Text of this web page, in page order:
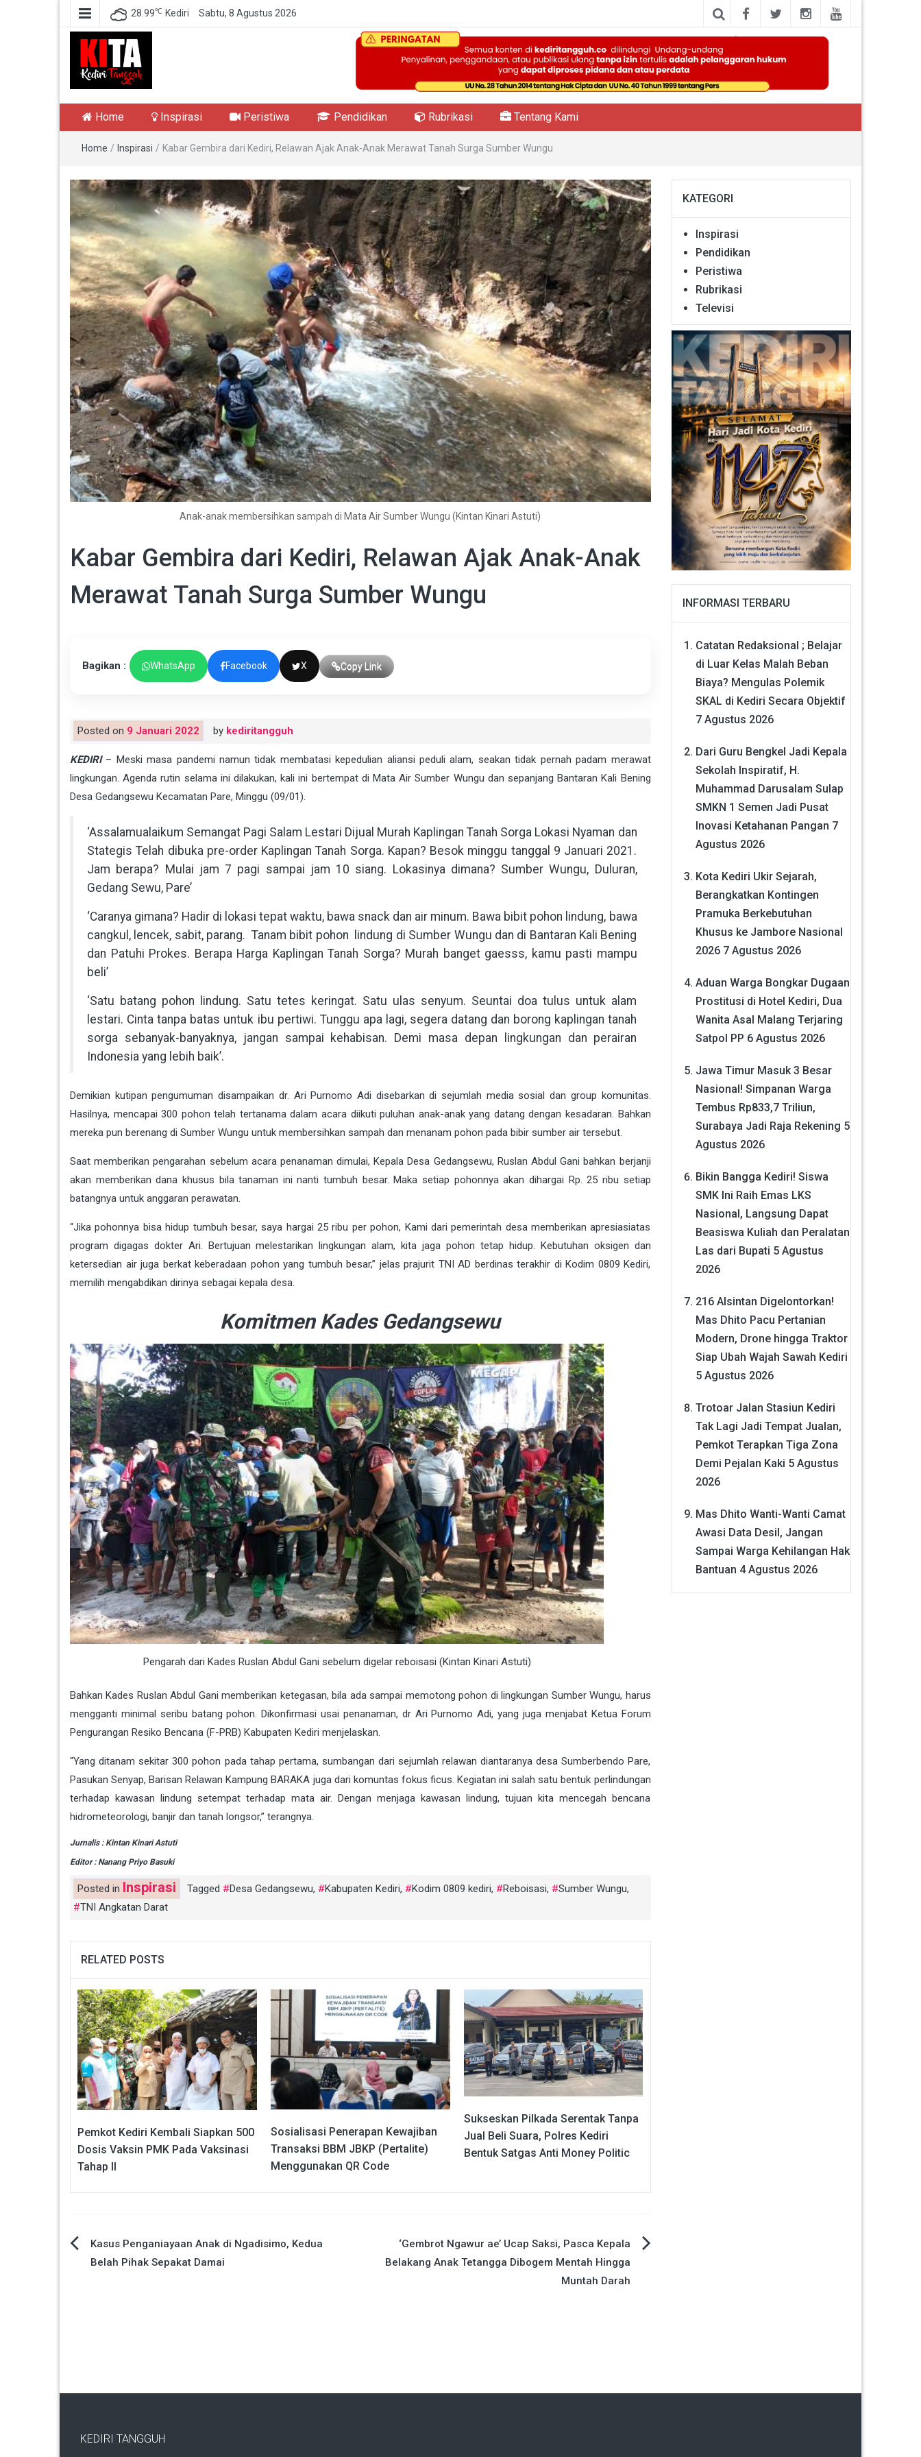
28.99℃ Kediri Sabtu, 8 Agustus 2026
Kediri Tangguh
Home Inspirasi Peristiwa Pendidikan Rubrikasi Tentang Kami
Home / Inspirasi / Kabar Gembira dari Kediri, Relawan Ajak Anak-Anak Merawat Tanah Surga Sumber Wungu
Anak-anak membersihkan sampah di Mata Air Sumber Wungu (Kintan Kinari Astuti)
Kabar Gembira dari Kediri, Relawan Ajak Anak-Anak
Merawat Tanah Surga Sumber Wungu
Bagikan : WhatsApp Facebook X Copy Link
Posted on 9 Januari 2022 by kediritangguh
KEDIRI– Meski masa pandemi namun tidak membatasi kepedulian aliansi peduli alam, seakan tidak pernah padam merawat
lingkungan. Agenda rutin selama ini dilakukan, kali ini bertempat di Mata Air Sumber Wungu dan sepanjang Bantaran Kali Bening
Desa Gedangsewu Kecamatan Pare, Minggu (09/01).
‘Assalamualaikum Semangat Pagi Salam Lestari Dijual Murah Kaplingan Tanah Sorga Lokasi Nyaman dan
Stategis Telah dibuka pre-order Kaplingan Tanah Sorga. Kapan? Besok minggu tanggal 9 Januari 2021.
Jam berapa? Mulai jam 7 pagi sampai jam 10 siang. Lokasinya dimana? Sumber Wungu, Duluran,
Gedang Sewu, Pare’
‘Caranya gimana? Hadir di lokasi tepat waktu, bawa snack dan air minum. Bawa bibit pohon lindung, bawa
cangkul, lencek, sabit, parang. Tanam bibit pohon lindung di Sumber Wungu dan di Bantaran Kali Bening
dan Patuhi Prokes. Berapa Harga Kaplingan Tanah Sorga? Murah banget gaesss, kamu pasti mampu
beli’
‘Satu batang pohon lindung. Satu tetes keringat. Satu ulas senyum. Seuntai doa tulus untuk alam
lestari. Cinta tanpa batas untuk ibu pertiwi. Tunggu apa lagi, segera datang dan borong kaplingan tanah
sorga sebanyak-banyaknya, jangan sampai kehabisan. Demi masa depan lingkungan dan perairan
Indonesia yang lebih baik’.
Demikian kutipan pengumuman disampaikan dr. Ari Purnomo Adi disebarkan di sejumlah media sosial dan group komunitas.
Hasilnya, mencapai 300 pohon telah tertanama dalam acara diikuti puluhan anak-anak yang datang dengan kesadaran. Bahkan
mereka pun berenang di Sumber Wungu untuk membersihkan sampah dan menanam pohon pada bibir sumber air tersebut.
Saat memberikan pengarahan sebelum acara penanaman dimulai, Kepala Desa Gedangsewu, Ruslan Abdul Gani bahkan berjanji
akan memberikan dana khusus bila tanaman ini nanti tumbuh besar. Maka setiap pohonnya akan dihargai Rp. 25 ribu setiap
batangnya untuk anggaran perawatan.
“Jika pohonnya bisa hidup tumbuh besar, saya hargai 25 ribu per pohon, Kami dari pemerintah desa memberikan apresiasiatas
program digagas dokter Ari. Bertujuan melestarikan lingkungan alam, kita jaga pohon tetap hidup. Kebutuhan oksigen dan
ketersedian air juga berkat keberadaan pohon yang tumbuh besar,” jelas prajurit TNI AD berdinas terakhir di Kodim 0809 Kediri,
memilih mengabdikan dirinya sebagai kepala desa.
Komitmen Kades Gedangsewu
Pengarah dari Kades Ruslan Abdul Gani sebelum digelar reboisasi (Kintan Kinari Astuti)
Bahkan Kades Ruslan Abdul Gani memberikan ketegasan, bila ada sampai memotong pohon di lingkungan Sumber Wungu, harus
mengganti minimal seribu batang pohon. Dikonfirmasi usai penanaman, dr Ari Purnomo Adi, yang juga menjabat Ketua Forum
Pengurangan Resiko Bencana (F-PRB) Kabupaten Kediri menjelaskan.
“Yang ditanam sekitar 300 pohon pada tahap pertama, sumbangan dari sejumlah relawan diantaranya desa Sumberbendo Pare,
Pasukan Senyap, Barisan Relawan Kampung BARAKA juga dari komuntas fokus ficus. Kegiatan ini salah satu bentuk perlindungan
terhadap kawasan lindung setempat terhadap mata air. Dengan menjaga kawasan lindung, tujuan kita mencegah bencana
hidrometeorologi, banjir dan tanah longsor,” terangnya.
Jurnalis : Kintan Kinari Astuti
Editor : Nanang Priyo Basuki
Posted in Inspirasi Tagged Desa Gedangsewu, Kabupaten Kediri, Kodim 0809 kediri, Reboisasi, Sumber Wungu,
TNI Angkatan Darat
RELATED POSTS
Pemkot Kediri Kembali Siapkan 500
Dosis Vaksin PMK Pada Vaksinasi
Tahap II
Sosialisasi Penerapan Kewajiban
Transaksi BBM JBKP (Pertalite)
Menggunakan QR Code
Sukseskan Pilkada Serentak Tanpa
Jual Beli Suara, Polres Kediri
Bentuk Satgas Anti Money Politic
Navigasi
Kasus Penganiayaan Anak di Ngadisimo, Kedua
Belah Pihak Sepakat Damai
‘Gembrot Ngawur ae’ Ucap Saksi, Pasca Kepala
Belakang Anak Tetangga Dibogem Mentah Hingga
Muntah Darah
KATEGORI
Inspirasi
Pendidikan
Peristiwa
Rubrikasi
Televisi
INFORMASI TERBARU
Catatan Redaksional ; Belajar
di Luar Kelas Malah Beban
Biaya? Mengulas Polemik
SKAL di Kediri Secara Objektif
7 Agustus 2026
Dari Guru Bengkel Jadi Kepala
Sekolah Inspiratif, H.
Muhammad Darusalam Sulap
SMKN 1 Semen Jadi Pusat
Inovasi Ketahanan Pangan 7
Agustus 2026
Kota Kediri Ukir Sejarah,
Berangkatkan Kontingen
Pramuka Berkebutuhan
Khusus ke Jambore Nasional
2026 7 Agustus 2026
Aduan Warga Bongkar Dugaan
Prostitusi di Hotel Kediri, Dua
Wanita Asal Malang Terjaring
Satpol PP 6 Agustus 2026
Jawa Timur Masuk 3 Besar
Nasional! Simpanan Warga
Tembus Rp833,7 Triliun,
Surabaya Jadi Raja Rekening 5
Agustus 2026
Bikin Bangga Kediri! Siswa
SMK Ini Raih Emas LKS
Nasional, Langsung Dapat
Beasiswa Kuliah dan Peralatan
Las dari Bupati 5 Agustus
2026
216 Alsintan Digelontorkan!
Mas Dhito Pacu Pertanian
Modern, Drone hingga Traktor
Siap Ubah Wajah Sawah Kediri
5 Agustus 2026
Trotoar Jalan Stasiun Kediri
Tak Lagi Jadi Tempat Jualan,
Pemkot Terapkan Tiga Zona
Demi Pejalan Kaki 5 Agustus
2026
Mas Dhito Wanti-Wanti Camat
Awasi Data Desil, Jangan
Sampai Warga Kehilangan Hak
Bantuan 4 Agustus 2026
KEDIRI TANGGUH